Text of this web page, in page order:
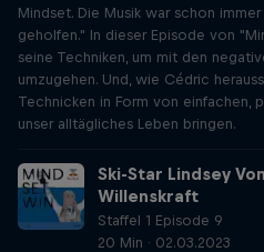
Mindset. Die Musik war schon
geholfen." In dieser Episode von
seine Techniken, um mit den
umzugehen. Und, wie Cédric
Technicken in Form von einfachen,
unser alltägliches Leben bringen.
Ski-Star Lindsey
Willenskraft
Staffel 1 Episode 9
20 Min · 02.03.2023